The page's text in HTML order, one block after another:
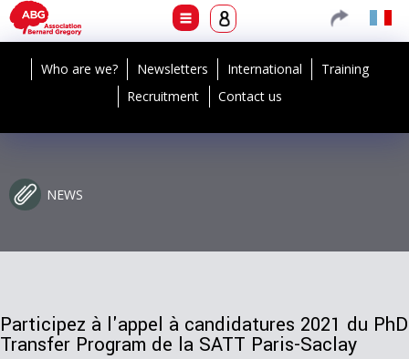
Who are we? Newsletters International
Training
Recruitment
Contact us
NEWS
Participez à l'appel à candidatures 2021 du PhD
Transfer Program de la SATT Paris-Saclay